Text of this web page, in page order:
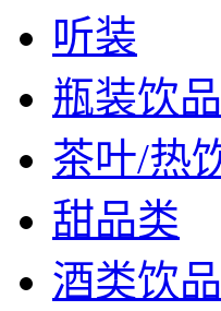
听装
瓶装饮品
茶叶/热
甜品类
酒类饮品